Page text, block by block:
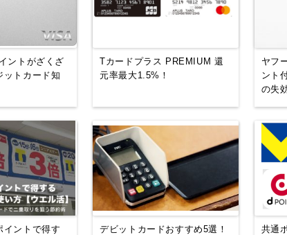
ントがざくざ
ットカード知
Tカードプラス PREMIUM 還
元率最大1.5%！
ヤフ
ント
の失
イントで得す
デビットカードおすすめ5選！
共通